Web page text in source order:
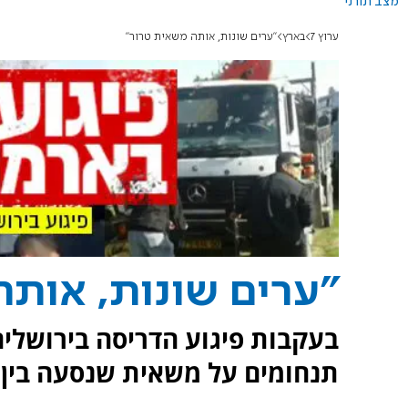
ערוץ 7 בארץ "ערים שונות, אותה משאית טרור"
"ערים שונות,
בעקבות פיגוע הדריסה
תנחומים על משאית שנסעה